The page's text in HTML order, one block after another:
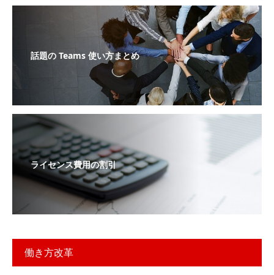
話題の Teams 使い方まとめ
ライセンス費用の割引
働き方改革